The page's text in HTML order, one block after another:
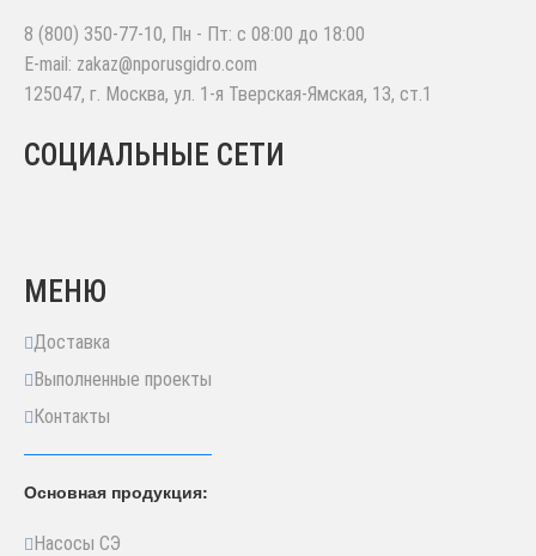
8 (800) 350-77-10, Пн - Пт: с 08:00 до 18:00
E-mail: zakaz@nporusgidro.com
125047, г. Москва, ул. 1-я Тверская-Ямская, 13, ст.1
СОЦИАЛЬНЫЕ СЕТИ
МЕНЮ
Доставка
Выполненные проекты
Контакты
Основная продукция:
Насосы СЭ